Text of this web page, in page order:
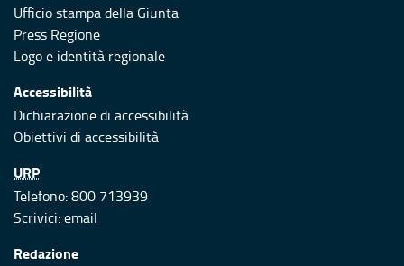
Ufficio stampa della Giunta
Press Regione
Logo e identità regionale
Accessibilità
Dichiarazione di accessibilità
Obiettivi di accessibilità
URP
Telefono: 800 713939
Scrivici:email
Redazione